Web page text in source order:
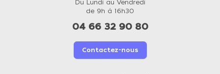
Du Lundi au Vendredi
de 9h à 16h30
04 66 32 90 80
Contactez-nous